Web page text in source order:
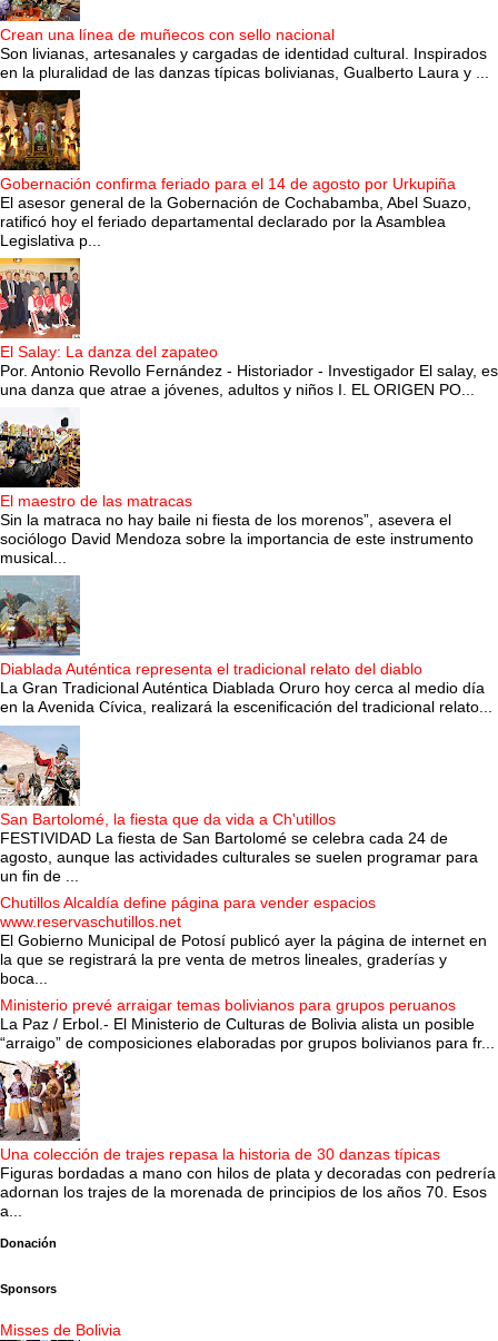
Crean una línea de muñecos con sello nacional
Son livianas, artesanales y cargadas de identidad cultural. Inspirados
en la pluralidad de las danzas típicas bolivianas, Gualberto Laura y ...
Gobernación confirma feriado para el 14 de agosto por Urkupiña
El asesor general de la Gobernación de Cochabamba, Abel Suazo,
ratificó hoy el feriado departamental declarado por la Asamblea
Legislativa p...
El Salay: La danza del zapateo
Por. Antonio Revollo Fernández - Historiador - Investigador El salay, es
una danza que atrae a jóvenes, adultos y niños I. EL ORIGEN PO...
El maestro de las matracas
Sin la matraca no hay baile ni fiesta de los morenos”, asevera el
sociólogo David Mendoza sobre la importancia de este instrumento
musical...
Diablada Auténtica representa el tradicional relato del diablo
La Gran Tradicional Auténtica Diablada Oruro hoy cerca al medio día
en la Avenida Cívica, realizará la escenificación del tradicional relato...
San Bartolomé, la fiesta que da vida a Ch'utillos
FESTIVIDAD La fiesta de San Bartolomé se celebra cada 24 de
agosto, aunque las actividades culturales se suelen programar para
un fin de ...
Chutillos Alcaldía define página para vender espacios
www.reservaschutillos.net
El Gobierno Municipal de Potosí publicó ayer la página de internet en
la que se registrará la pre venta de metros lineales, graderías y
boca...
Ministerio prevé arraigar temas bolivianos para grupos peruanos
La Paz / Erbol.- El Ministerio de Culturas de Bolivia alista un posible
“arraigo” de composiciones elaboradas por grupos bolivianos para fr...
Una colección de trajes repasa la historia de 30 danzas típicas
Figuras bordadas a mano con hilos de plata y decoradas con pedrería
adornan los trajes de la morenada de principios de los años 70. Esos
a...
Donación
Sponsors
Misses de Bolivia